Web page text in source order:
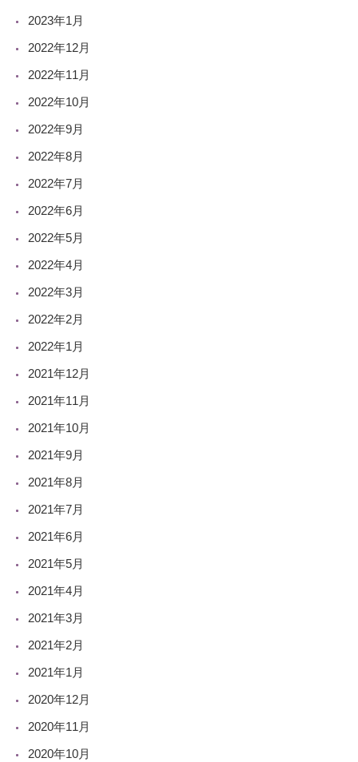
2023年1月
2022年12月
2022年11月
2022年10月
2022年9月
2022年8月
2022年7月
2022年6月
2022年5月
2022年4月
2022年3月
2022年2月
2022年1月
2021年12月
2021年11月
2021年10月
2021年9月
2021年8月
2021年7月
2021年6月
2021年5月
2021年4月
2021年3月
2021年2月
2021年1月
2020年12月
2020年11月
2020年10月